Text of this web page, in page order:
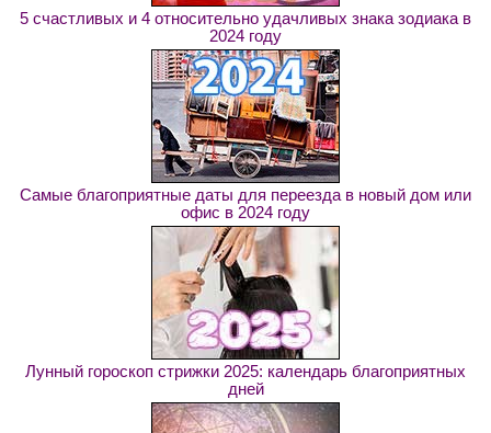
5 счастливых и 4 относительно удачливых знака зодиака в
2024 году
Самые благоприятные даты для переезда в новый дом или
офис в 2024 году
Лунный гороскоп стрижки 2025: календарь благоприятных
дней